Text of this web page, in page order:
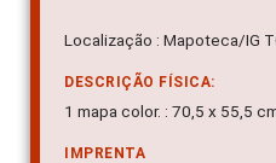
Localização : Mapoteca/IG
DESCRIÇÃO FÍSICA:
1 mapa color. : 70,5 x 55,5
IMPRENTA